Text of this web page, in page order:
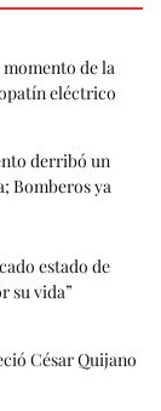
de la
eléctrico
derribó un
Bomberos ya
estado de
su vida”
César Quijano